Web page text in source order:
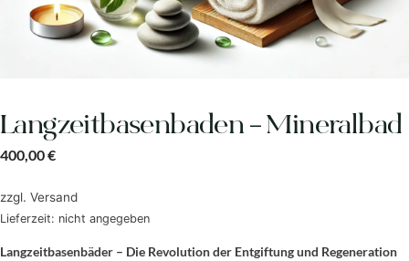
Langzeitbasenbaden – Mineralbad
400,00€
zzgl. Versand
Lieferzeit: nicht angegeben
Langzeitbasenbäder – Die Revolution der Entgiftung und Regeneration